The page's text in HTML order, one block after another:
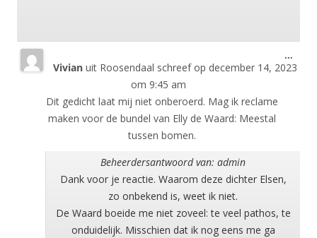
Vivian uit Roosendaal schreef op december 14, 2023
om 9:45 am
Dit gedicht laat mij niet onberoerd. Mag ik reclame
maken voor de bundel van Elly de Waard: Meestal
tussen bomen.
Beheerdersantwoord van: admin
Dank voor je reactie. Waarom deze dichter Elsen,
zo onbekend is, weet ik niet.
De Waard boeide me niet zoveel: te veel pathos, te
onduidelijk. Misschien dat ik nog eens me ga
...
deze